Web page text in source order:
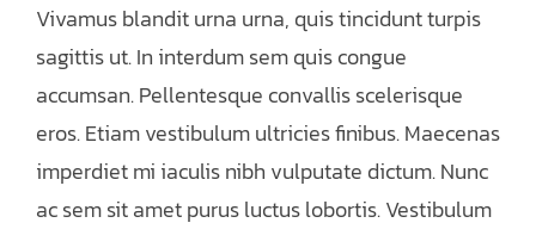
Vivamus blandit urna urna, quis tincidunt turpis
sagittis ut. In interdum sem quis congue
accumsan. Pellentesque convallis scelerisque
eros. Etiam vestibulum ultricies finibus. Maecenas
imperdiet mi iaculis nibh vulputate dictum. Nunc
ac sem sit amet purus luctus lobortis. Vestibulum